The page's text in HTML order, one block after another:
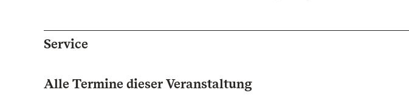
Service
Alle Termine dieser Veranstaltung